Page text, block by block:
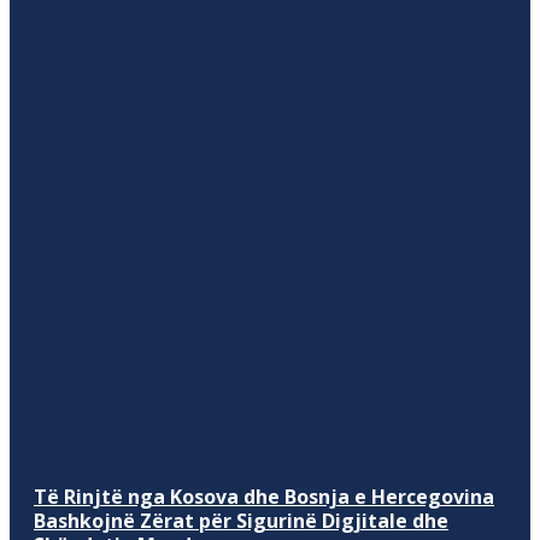
Të Rinjtë nga Kosova dhe Bosnja e Hercegovina
Bashkojnë Zërat për Sigurinë Digjitale dhe